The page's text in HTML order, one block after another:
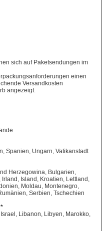
sich auf Paketsendungen im
einen
Versandkosten
angezeigt.
Spanien, Ungarn, Vatikanstadt
Herzegowina, Bulgarien,
Island, Kroatien, Lettland,
Moldau, Montenegro,
Serbien, Tschechien
Libanon, Libyen, Marokko,